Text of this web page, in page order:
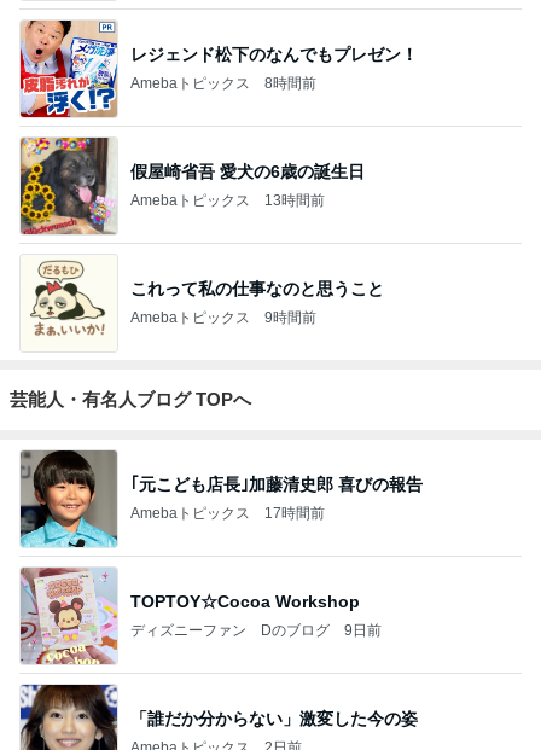
レジェンド松下のなんでもプレゼン！
Amebaトピックス 8時間前
假屋崎省吾 愛犬の6歳の誕生日
Amebaトピックス 13時間前
これって私の仕事なのと思うこと
Amebaトピックス 9時間前
芸能人・有名人ブログ TOPへ
｢元こども店長｣加藤清史郎 喜びの報告
Amebaトピックス 17時間前
TOPTOY☆Cocoa Workshop
ディズニーファン Dのブログ 9日前
「誰だか分からない」激変した今の姿